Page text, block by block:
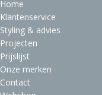
Home
Klantenservice
Styling & advies
Projecten
Prijslijst
Onze merken
Contact